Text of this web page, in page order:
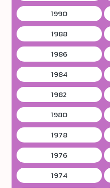
1990
1988
1986
1984
1982
1980
1978
1976
1974